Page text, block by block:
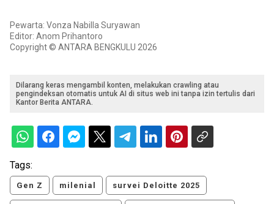
Pewarta: Vonza Nabilla Suryawan
Editor: Anom Prihantoro
Copyright © ANTARA BENGKULU 2026
Dilarang keras mengambil konten, melakukan crawling atau
pengindeksan otomatis untuk AI di situs web ini tanpa izin tertulis dari
Kantor Berita ANTARA.
Tags:
Gen Z milenial survei Deloitte 2025